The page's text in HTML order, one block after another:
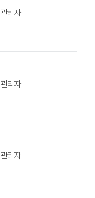
관리자
관리자
관리자